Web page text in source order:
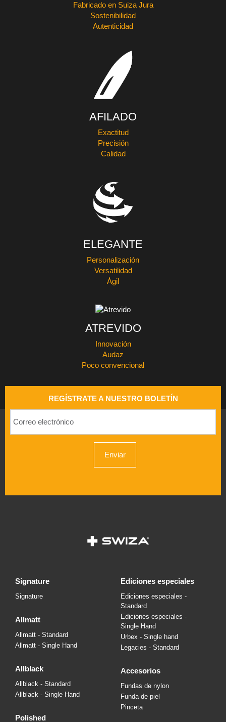
Fabricado en Suiza Jura
Sostenibilidad
Autenticidad
AFILADO
Exactitud
Precisión
Calidad
ELEGANTE
Personalización
Versatilidad
Ágil
ATREVIDO
Innovación
Audaz
Poco convencional
REGÍSTRATE A NUESTRO BOLETÍN
Enviar
signature
Signature
allmatt
Allmatt - Standard
Allmatt - Single Hand
allblack
Allblack - Standard
Allblack - Single Hand
polished
ediciones especiales
Ediciones especiales -
Standard
Ediciones especiales -
Single Hand
Urbex - Single hand
Legacies - Standard
accesorios
Fundas de nylon
Funda de piel
Pinceta